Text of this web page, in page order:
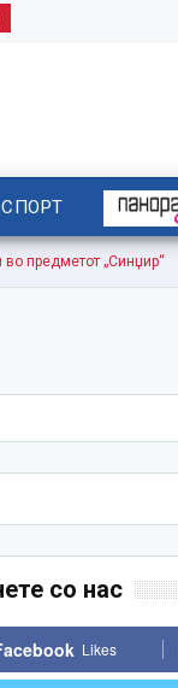
СПОРТ
предметот „Синџир“
со нас
Likes